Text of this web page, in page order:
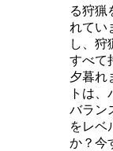
る狩猟
れてい
し、狩
すべて
夕暮れ
トは
バラン
をレベ
か？今